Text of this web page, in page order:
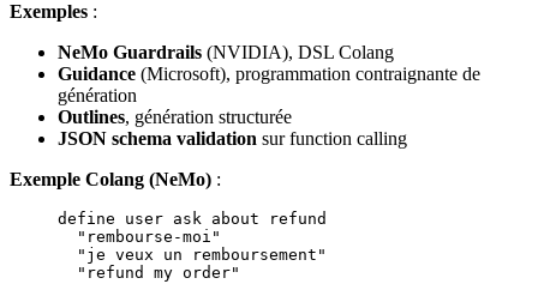
Exemples :
NeMo Guardrails (NVIDIA), DSL Colang
Guidance (Microsoft), programmation contraignante de
génération
Outlines, génération structurée
JSON schema validation sur function calling
Exemple Colang (NeMo) :
define user ask about refund
  "rembourse-moi"
  "je veux un remboursement"
  "refund my order"